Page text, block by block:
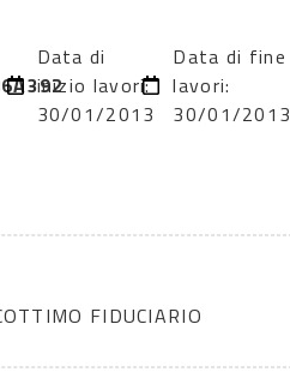
Data di
inizio lavori:
30/01/2013
Data di fine
lavori:
30/01/2013
FIDUCIARIO